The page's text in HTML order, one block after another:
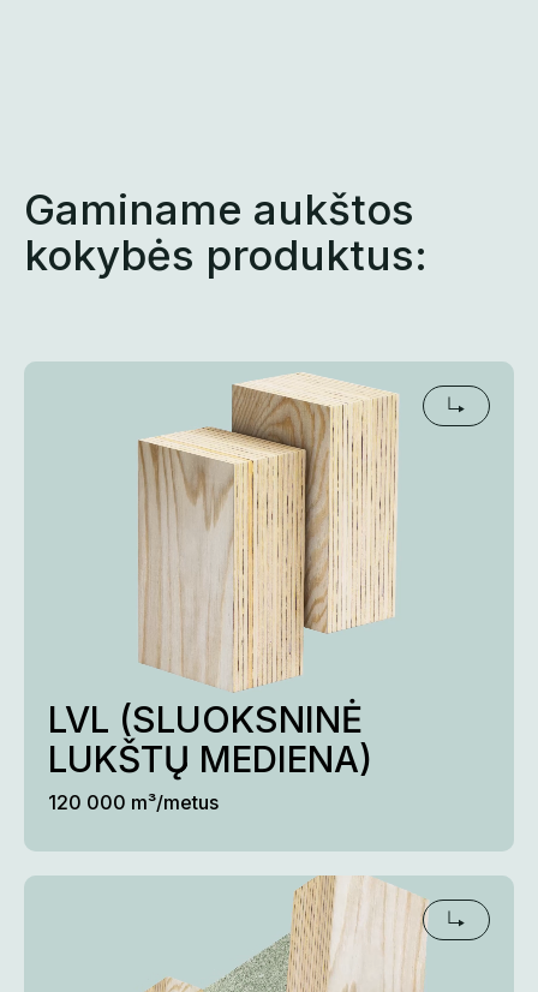
Gaminame aukštos
kokybės produktus:
LVL (SLUOKSNINĖ
LUKŠTŲ MEDIENA)
120 000 m³/metus